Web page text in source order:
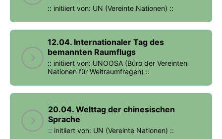
:: initiiert von: UN (Vereinte Nationen) ::
12.04. Internationaler Tag des
bemannten Raumflugs
:: initiiert von: UNOOSA (Büro der Vereinten
Nationen für Weltraumfragen) ::
20.04. Welttag der chinesischen
Sprache
:: initiiert von: UN (Vereinte Nationen) ::